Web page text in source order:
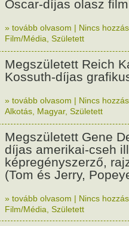
Oscar-díjas olasz
» tovább olvasom | Nincs
Film/Média Született
Megszületett Reich
Kossuth-díjas
» tovább olvasom | Nincs
Alkotás Magyar, Született
Megszületett Gene
díjas amerikai-cseh
képregényszerző,
(Tom és Jerry,
» tovább olvasom | Nincs
Film/Média Született